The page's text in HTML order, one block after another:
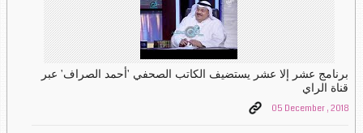
برنامج عشر إلا عشر يستضيف الكاتب الصحفي 'أحمد الصراف' عبر
قناة الراي
05 December , 2018